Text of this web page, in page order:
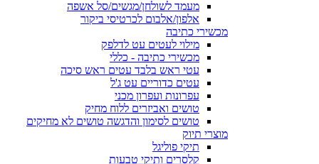
מעמד לשולחן/מגשים/סל אשפה
אלפון/אלבום לכרטיסי ביקור
מכשירי כתיבה
מילוי לעטים עט לדלפק
מכשירי כתיבה - כללי
עטי ראש בלבד עטים ראש סיכה
עטים כדוריים עט ג'ל
עפרונות ועפרון מכני
טושים ואביזרים ללוח מחיק
טושים לסימון והדגשה טושים לא מחיקים
מוצרי תיוק
תיקי פוליגל
קלסרים ותיקי טבעות